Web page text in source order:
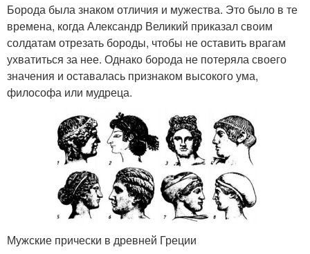
Борода была знаком отличия и мужества. Это было в те
времена, когда Александр Великий приказал своим
солдатам отрезать бороды, чтобы не оставить врагам
ухватиться за нее. Однако борода не потеряла своего
значения и оставалась признаком высокого ума,
философа или мудреца.
Мужские прически в древней Греции